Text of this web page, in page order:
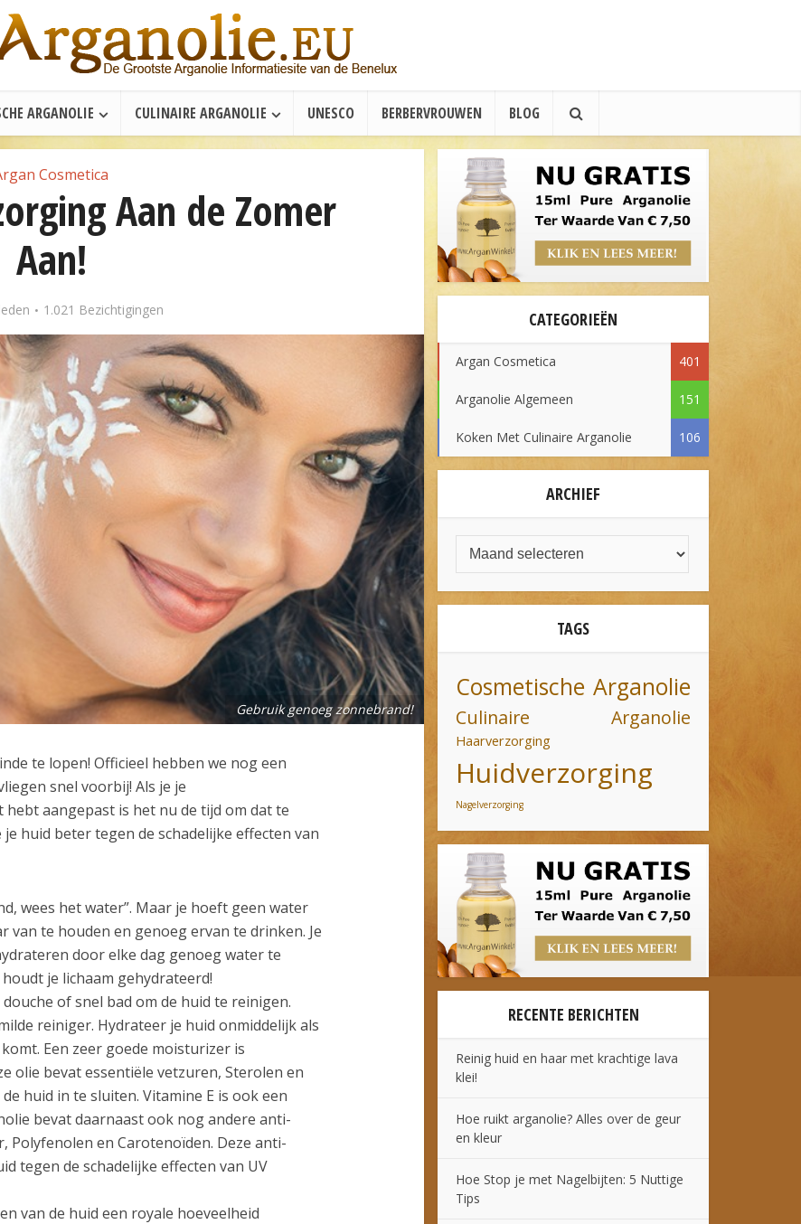
ARGANOLIE CULINAIRE ARGANOLIE UNESCO BERBERVROUWEN BLOG
Cosmetica
Aan de Zomer
Aan!
1.021 Bezichtigingen
Gebruik genoeg zonnebrand!
te lopen! Officieel hebben we nog een
snel voorbij! Als je je
aangepast is het nu de tijd om dat te
huid beter tegen de schadelijke effecten van
wees het water”. Maar je hoeft geen water
van te houden en genoeg ervan te drinken. Je
door elke dag genoeg water te
je lichaam gehydrateerd!
douche of snel bad om de huid te reinigen.
reiniger. Hydrateer je huid onmiddelijk als
Een zeer goede moisturizer is
olie bevat essentiële vetzuren, Sterolen en
huid in te sluiten. Vitamine E is ook een
bevat daarnaast ook nog andere anti-
Polyfenolen en Carotenoïden. Deze anti-
tegen de schadelijke effecten van UV
van de huid een royale hoeveelheid
CATEGORIEËN
Argan Cosmetica 401
Arganolie Algemeen 151
Koken Met Culinaire Arganolie 106
ARCHIEF
TAGS
Cosmetische Arganolie
Culinaire Arganolie
Haarverzorging
Huidverzorging
Nagelverzorging
RECENTE BERICHTEN
Reinig huid en haar met krachtige lava
klei!
Hoe ruikt arganolie? Alles over de geur
en kleur
Hoe Stop je met Nagelbijten: 5 Nuttige
Tips